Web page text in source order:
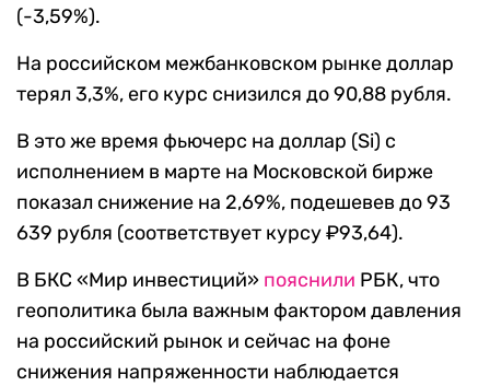
(-3,59%).
На российском межбанковском рынке доллар
терял 3,3%, его курс снизился до 90,88 рубля.
В это же время фьючерс на доллар (Si) с
исполнением в марте на Московской бирже
показал снижение на 2,69%, подешевев до 93
639 рубля (соответствует курсу ₽93,64).
В БКС «Мир инвестиций» пояснили РБК, что
геополитика была важным фактором давления
на российский рынок и сейчас на фоне
снижения напряженности наблюдается